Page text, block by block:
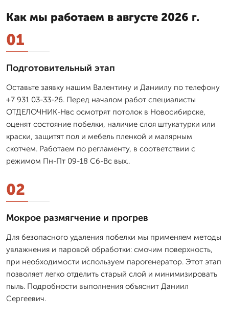
Как мы работаем в августе 2026 г.
01
Подготовительный этап
Оставьте заявку нашим Валентину и Даниилу по телефону
+7 931 03-33-26. Перед началом работ специалисты
ОТДЕЛОЧНИК-Нвс осмотрят потолок в Новосибирске,
оценят состояние побелки, наличие слоя штукатурки или
краски, защитят пол и мебель пленкой и малярным
скотчем. Работаем по регламенту, в соответствии с
режимом Пн-Пт 09-18 Сб-Вс вых..
02
Мокрое размягчение и прогрев
Для безопасного удаления побелки мы применяем методы
увлажнения и паровой обработки: смочим поверхность,
при необходимости используем парогенератор. Этот этап
позволяет легко отделить старый слой и минимизировать
пыль. Подробности выполнения объяснит Даниил
Сергеевич.